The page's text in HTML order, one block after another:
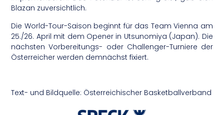
Blazan zuversichtlich.
Die World-Tour-Saison beginnt für das Team Vienna am
25./26. April mit dem Opener in Utsunomiya (Japan). Die
nächsten Vorbereitungs- oder Challenger-Turniere der
Österreicher werden demnächst fixiert.
Text- und Bildquelle: Österreichischer Basketballverband